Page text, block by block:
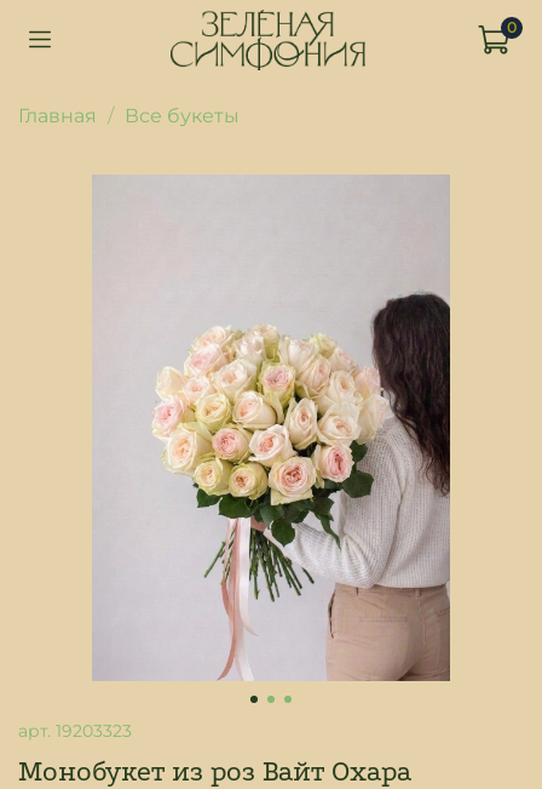
0
Главная Все букеты
арт. 19203323
Монобукет из роз Вайт Охара